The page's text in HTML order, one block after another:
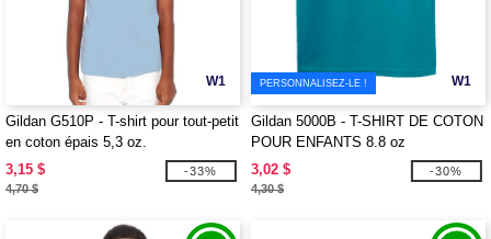
W1
Gildan G510P - T-shirt pour tout-petit
en coton épais 5,3 oz.
3,15 $
4,70 $
-33%
W1
PERSONNALISEZ-LE !
Gildan 5000B - T-SHIRT DE COTON
POUR ENFANTS 8.8 oz
3,02 $
4,30 $
-30%